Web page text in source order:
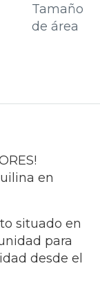
Tamaño
de área
en
situado en
para
desde el